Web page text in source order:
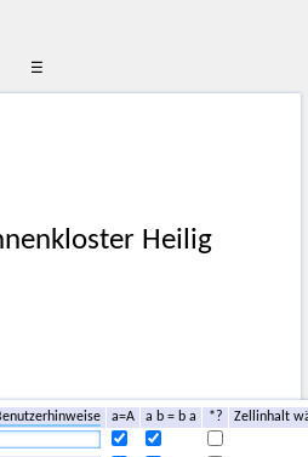
☰
Heilig
a=A a b = b a *?
Zellinhalt